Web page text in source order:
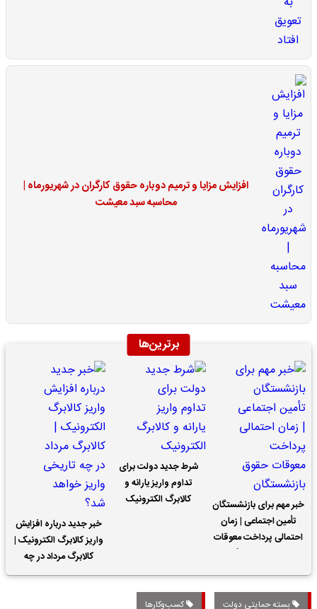
افزایش مزایا و ترمیم دوباره حقوق کارگران در شهریورماه |
محاسبه سبد معیشت
برترین‌ها
خبر مهم برای بازنشستگان
تأمین اجتماعی | زمان
احتمالی پرداخت معوقات
شرط جدید دولت برای
تداوم واریز یارانه و
کالابرگ الکترونیک
خبر جدید درباره افزایش
واریز کالابرگ الکترونیک |
کالابرگ مرداد در چه
تاریخی واریز خواهد شد؟
بسته حمایتی دولت کسب‌وکارها